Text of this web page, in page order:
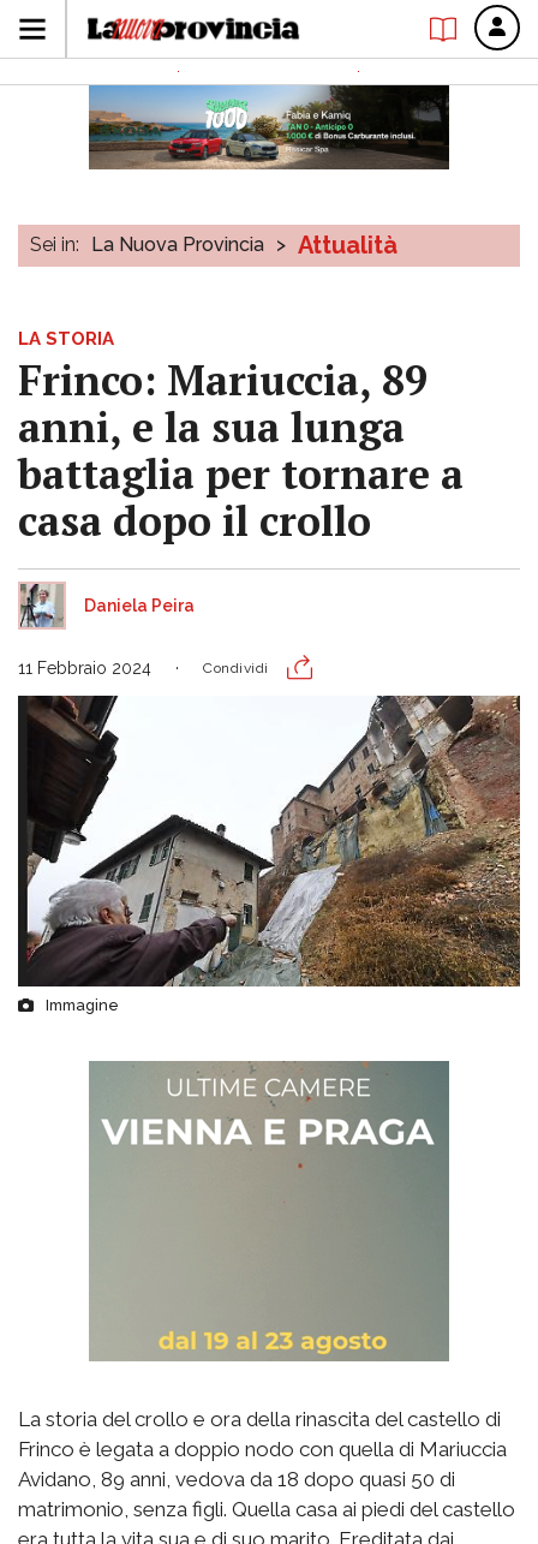
Sei in: La Nuova Provincia > Attualità
LA STORIA
Frinco: Mariuccia, 89
anni, e la sua lunga
battaglia per tornare a
casa dopo il crollo
Daniela Peira
11 Febbraio 2024 Condividi
Immagine
La storia del crollo e ora della rinascita del castello di
Frinco è legata a doppio nodo con quella di Mariuccia
Avidano, 89 anni, vedova da 18 dopo quasi 50 di
matrimonio, senza figli. Quella casa ai piedi del castello